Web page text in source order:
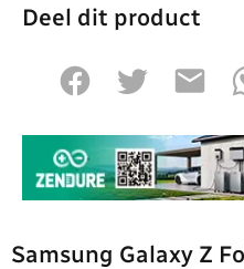
Deel dit product
Samsung Galaxy Z